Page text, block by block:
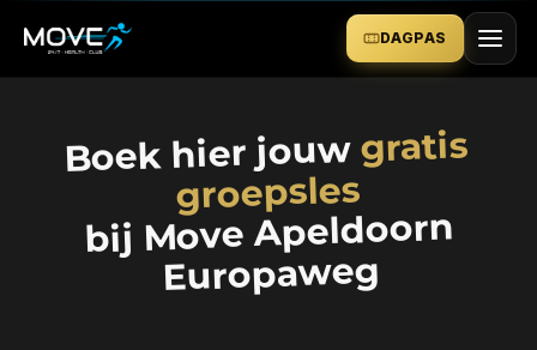
DAGPAS
Boek hier jouwgratis
groepsles
bij Move Apeldoorn
Europaweg